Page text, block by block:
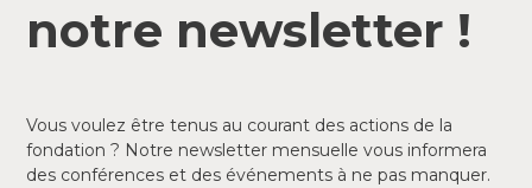
notre newsletter !
Vous voulez être tenus au courant des actions de la
fondation ? Notre newsletter mensuelle vous informera
des conférences et des événements à ne pas manquer.